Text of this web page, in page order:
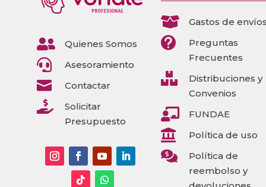
 Quienes Somos
 Asesoramiento
 Contactar

Solicitar
Presupuesto
 Gastos de

Preguntas
Frecuentes

Distribuciones y
Convenios
 FUNDAE
 Política de uso

Política de
reembolso y